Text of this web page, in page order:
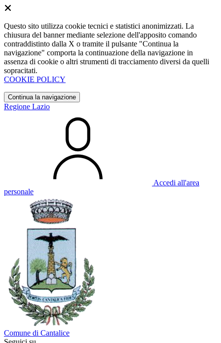
Questo sito utilizza cookie tecnici e statistici anonimizzati. La
chiusura del banner mediante selezione dell'apposito comando
contraddistinto dalla X o tramite il pulsante "Continua la
navigazione" comporta la continuazione della navigazione in
assenza di cookie o altri strumenti di tracciamento diversi da quelli
sopracitati.
COOKIE POLICY
Continua la navigazione
Regione Lazio
Accedi all'area
personale
Comune di Cantalice